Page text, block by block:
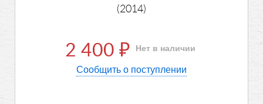
(2014)
2 400 ₽ Нет в наличии
Сообщить о поступлении